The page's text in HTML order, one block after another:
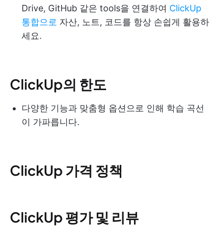
Drive, GitHub 같은 tools을 연결하여 ClickUp
통합으로 자산, 노트, 코드를 항상 손쉽게 활용하
세요.
ClickUp의 한도
다양한 기능과 맞춤형 옵션으로 인해 학습 곡선
이 가파릅니다.
ClickUp 가격 정책
ClickUp 평가 및 리뷰